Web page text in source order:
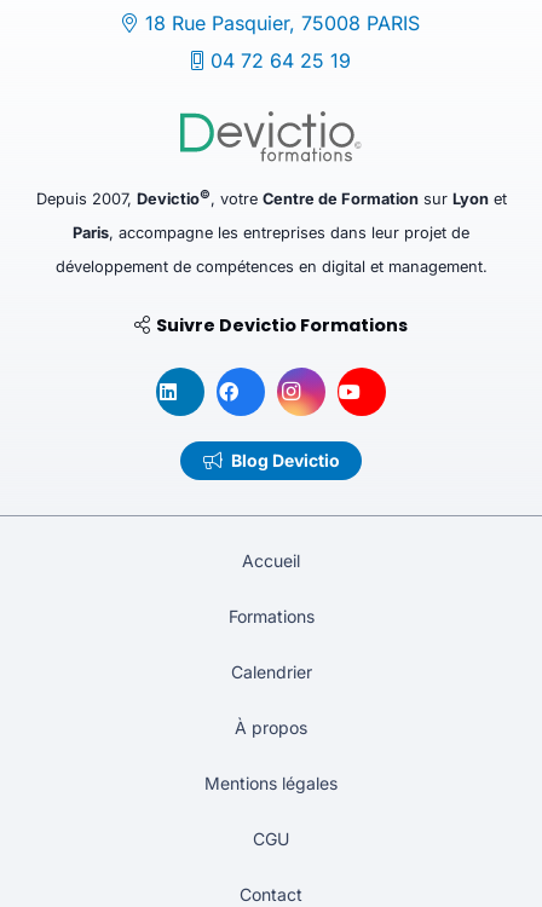
18 Rue Pasquier, 75008 PARIS
04 72 64 25 19
Depuis 2007, Devictio©, votre Centre de Formationsur Lyonet
Paris, accompagne les entreprises dans leur projet de
développement de compétences en digital et management.
Suivre Devictio Formations
Blog Devictio
Accueil
Formations
Calendrier
À propos
Mentions légales
CGU
Contact